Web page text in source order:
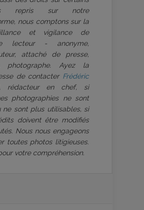
repris sur notre
nous comptons sur la
et vigilance de
lecteur - anonyme,
attaché de presse,
photographe. Ayez la
de contacter Frédéric
rédacteur en chef, si
photographies ne sont
ne sont plus utilisables, si
doivent être modifiés
Nous nous engageons
toutes photos litigieuses.
votre compréhension.